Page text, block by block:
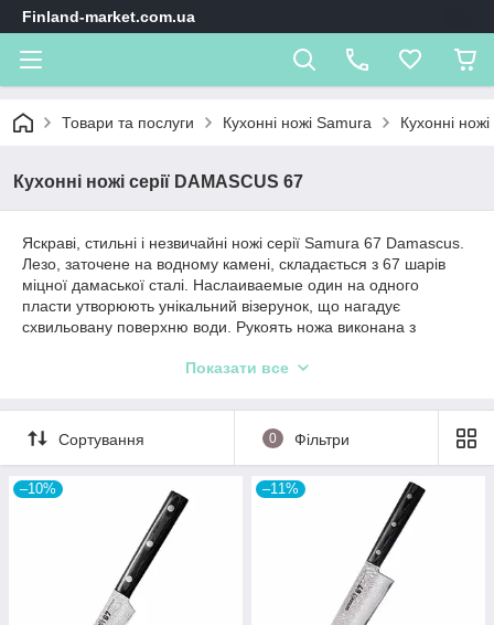
Finland-market.com.ua
Товари та послуги Кухонні ножі Samura Кухонні
Кухонні ножі серії DAMASCUS 67
Яскраві, стильні і незвичайні ножі серії Samura 67 Damascus.
Лезо, заточене на водному камені, складається з 67 шарів
міцної дамаської сталі. Наслаиваемые один на одного
пласти утворюють унікальний візерунок, що нагадує
схвильовану поверхню води. Рукоять ножа виконана з
Показати все
Сортування 0 Фільтри
–10% –11%